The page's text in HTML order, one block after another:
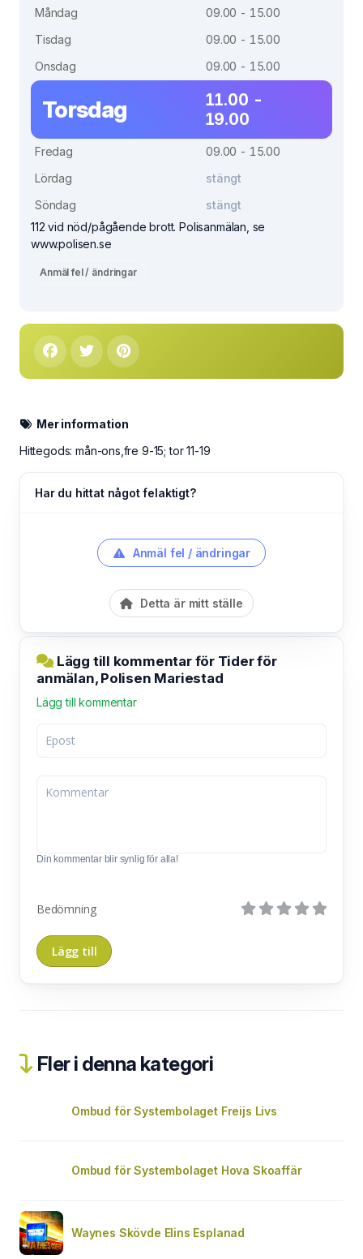
Måndag
09.00 - 15.00
Tisdag
09.00 - 15.00
Onsdag
09.00 - 15.00
Torsdag
11.00 -
19.00
Fredag
09.00 - 15.00
Lördag
stängt
Söndag
stängt
112 vid nöd/pågående brott. Polisanmälan, se
www.polisen.se
Anmäl fel / ändringar
Mer information
Hittegods: mån-ons,fre 9-15; tor 11-19
Har du hittat något felaktigt?
Anmäl fel / ändringar
Detta är mitt ställe
Lägg till kommentar för Tider för
anmälan, Polisen Mariestad
Lägg till kommentar
Din kommentar blir synlig för alla!
Bedömning
Fler i denna kategori
Ombud för Systembolaget Freijs Livs
Ombud för Systembolaget Hova Skoaffär
Waynes Skövde Elins Esplanad